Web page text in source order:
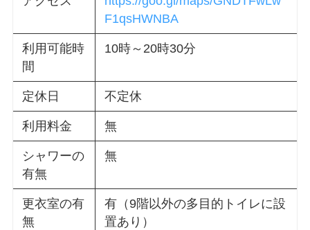
F1qsHWNBA
利用可能時
間
10時～20時30分
定休日 不定休
利用料金 無
シャワーの
有無
無
更衣室の有
無
有（9階以外の多目的トイレに設
置あり）